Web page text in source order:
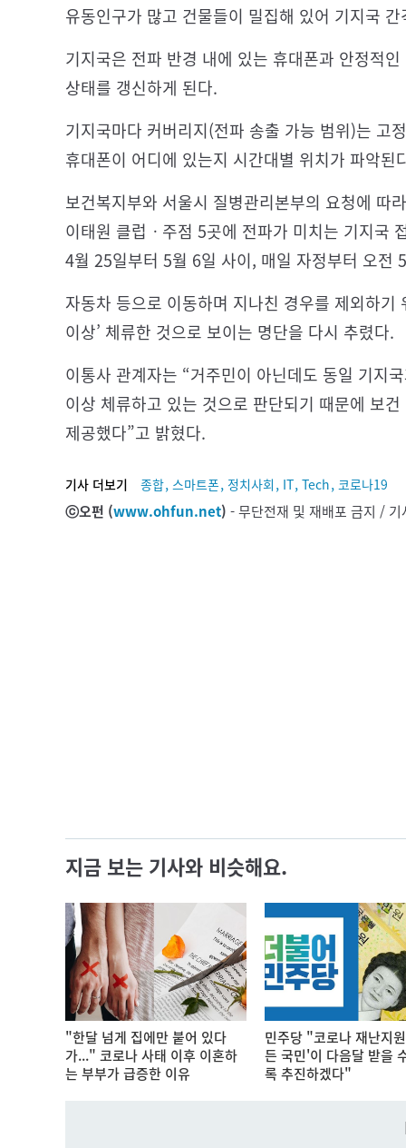
유동인구가 많고 건물들이 밀집해 있어 기지국
기지국은 전파 반경 내에 있는 휴대폰과 안정적
상태를 갱신하게 된다.
기지국마다 커버리지(전파 송출 가능 범위)는 고
휴대폰이 어디에 있는지 시간대별 위치가 파악된
보건복지부와 서울시 질병관리본부의 요청에 따
이태원 클럽ㆍ주점 5곳에 전파가 미치는 기지국
4월 25일부터 5월 6일 사이, 매일 자정부터 오전
자동차 등으로 이동하며 지나친 경우를 제외하
이상’ 체류한 것으로 보이는 명단을 다시 추렸다.
이통사 관계자는 “거주민이 아닌데도 동일 기지
이상 체류하고 있는 것으로 판단되기 때문에 보
제공했다”고 밝혔다.
기사 더보기 종합, 스마트폰, 정치사회, IT, Tech, 코로나19
ⓒ오펀 (www.ohfun.net) - 무단전재 및 재배포 금지 /
지금 보는 기사와 비슷해요.
"한달 넘게 집에만 붙어 있다
가..." 코로나 사태 이후 이혼하
는 부부가 급증한 이유
민주당 "코로나 재난지
든 국민'이 다음달 받을
록 추진하겠다"